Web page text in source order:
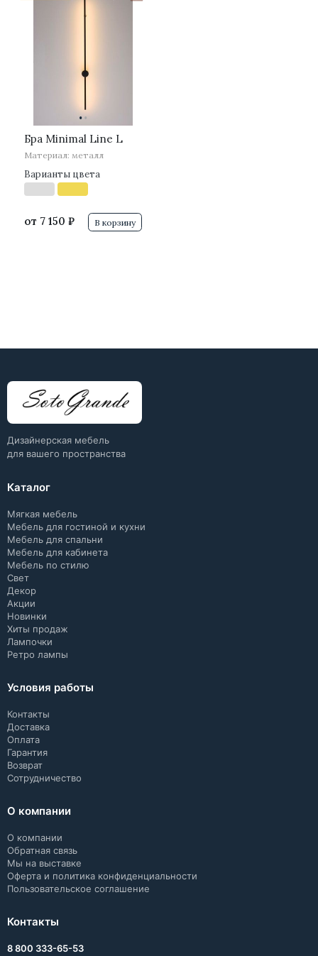
··
Бра Minimal Line L
Материал: металл
Варианты цвета
от 7 150 ₽ В корзину
Дизайнерская мебель
для вашего пространства
Каталог
Мягкая мебель
Мебель для гостиной и кухни
Мебель для спальни
Мебель для кабинета
Мебель по стилю
Свет
Декор
Акции
Новинки
Хиты продаж
Лампочки
Ретро лампы
Условия работы
Контакты
Доставка
Оплата
Гарантия
Возврат
Сотрудничество
О компании
О компании
Обратная связь
Мы на выставке
Оферта и политика конфиденциальности
Пользовательское соглашение
Контакты
8 800 333-65-53